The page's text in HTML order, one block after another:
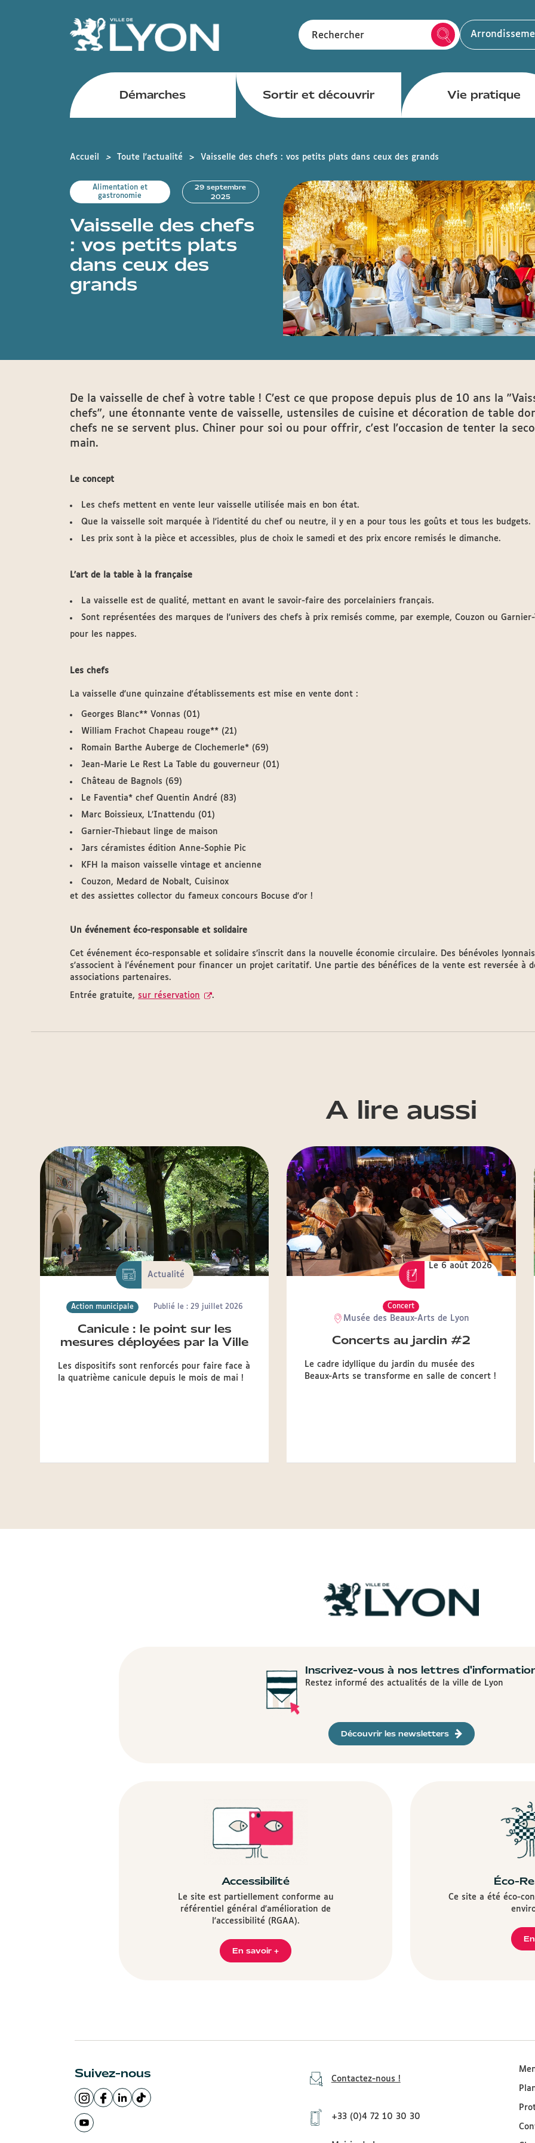
Rechercher
Démarches Sortir et découvrir Vie pratique
Accueil Toute l'actualité Vaisselle des chefs : vos petits plats dans ceux des grands
Vaisselle des chefs
: vos petits plats
dans ceux des
grands
Alimentation et
gastronomie
29 septembre
2025
De la vaisselle de chef à votre table ! C’est ce que propose depuis plus de 10 ans la
chefs", une étonnante vente de vaisselle, ustensiles de cuisine et décoration de table
chefs ne se servent plus. Chiner pour soi ou pour offrir, c'est l'occasion de tenter la
main.
Le concept
Les chefs mettent en vente leur vaisselle utilisée mais en bon état.
Que la vaisselle soit marquée à l'identité du chef ou neutre, il y en a pour tous les goûts et tous les budgets.
Les prix sont à la pièce et accessibles, plus de choix le samedi et des prix encore remisés le dimanche.
L'art de la table à la française
La vaisselle est de qualité, mettant en avant le savoir-faire des porcelainiers français.
Sont représentées des marques de l'univers des chefs à prix remisés comme, par exemple, Couzon ou
pour les nappes.
Les chefs
La vaisselle d'une quinzaine d'établissements est mise en vente dont :
Georges Blanc** Vonnas (01)
William Frachot Chapeau rouge** (21)
Romain Barthe Auberge de Clochemerle* (69)
Jean-Marie Le Rest La Table du gouverneur (01)
Château de Bagnols (69)
Le Faventia* chef Quentin André (83)
Marc Boissieux, L’Inattendu (01)
Garnier-Thiebaut linge de maison
Jars céramistes édition Anne-Sophie Pic
KFH la maison vaisselle vintage et ancienne
Couzon, Medard de Nobalt, Cuisinox
et des assiettes collector du fameux concours Bocuse d'or !
Un événement éco-responsable et solidaire
Cet événement éco-responsable et solidaire s’inscrit dans la nouvelle économie circulaire. Des bénévoles lyonnais
s'associent à l'événement pour financer un projet caritatif. Une partie des bénéfices de la vente est reversée à
associations partenaires.
Entrée gratuite, sur réservation .
A lire aussi
Canicule : le point sur les
mesures déployées par la Ville
Actualité
Action municipale Publié le : 29 juillet 2026
Les dispositifs sont renforcés pour faire face à
la quatrième canicule depuis le mois de mai !
Concerts au jardin #2
Le 6 août 2026
Concert
Musée des Beaux-Arts de Lyon
Le cadre idyllique du jardin du musée des
Beaux-Arts se transforme en salle de concert !
Inscrivez-vous à nos lettres
Restez informé des actualités de la ville de Lyon
Découvrir les newsletters
Accessibilité
Le site est partiellement conforme au
référentiel général d'amélioration de
l'accessibilité (RGAA).
En savoir +
Éco-
Ce site a été éco-
Suivez-nous
Page
Instagram
de
PageLinkedIn
Logo
Page
Contactez-nous !
+33 (0)4 72 10 30 30